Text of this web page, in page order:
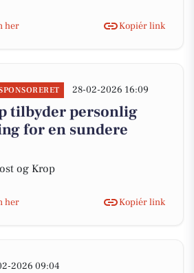
her Kopiér link
28-02-2026 16:09
tilbyder personlig
for en sundere
og Krop
her Kopiér link
2026 09:04